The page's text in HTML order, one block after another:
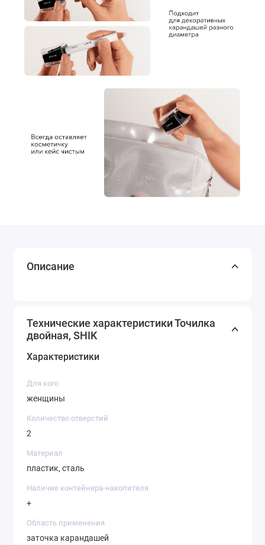
Описание
Технические характеристики Точилка
двойная, SHIK
Характеристики
Для кого
женщины
Количество отверстий
2
Материал
пластик, сталь
Наличие контейнера-накопителя
+
Область применения
заточка карандашей